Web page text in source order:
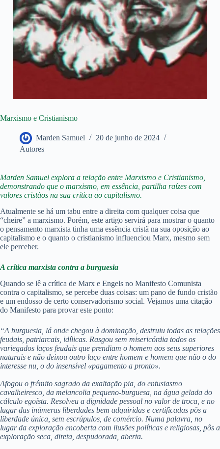
Marxismo e Cristianismo
Marden Samuel
20 de junho de 2024
Autores
Marden Samuel explora a relação entre Marxismo e Cristianismo,
demonstrando que o marxismo, em essência, partilha raízes com
valores cristãos na sua crítica ao capitalismo.
Atualmente se há um tabu entre a direita com qualquer coisa que
“cheire” a marxismo. Porém, este artigo servirá para mostrar o quanto
o pensamento marxista tinha uma essência cristã na sua oposição ao
capitalismo e o quanto o cristianismo influenciou Marx, mesmo sem
ele perceber.
A crítica marxista contra a burguesia
Quando se lê a crítica de Marx e Engels no Manifesto Comunista
contra o capitalismo, se percebe duas coisas: um pano de fundo cristão
e um endosso de certo conservadorismo social. Vejamos uma citação
do Manifesto para provar este ponto:
“A burguesia, lá onde chegou à dominação, destruiu todas as relações
feudais, patriarcais, idílicas. Rasgou sem misericórdia todos os
variegados laços feudais que prendiam o homem aos seus superiores
naturais e não deixou outro laço entre homem e homem que não o do
interesse nu, o do insensível «pagamento a pronto».
Afogou o frémito sagrado da exaltação pia, do entusiasmo
cavalheiresco, da melancolia pequeno-burguesa, na água gelada do
cálculo egoísta. Resolveu a dignidade pessoal no valor de troca, e no
lugar das inúmeras liberdades bem adquiridas e certificadas pôs a
liberdade única, sem escrúpulos, de comércio. Numa palavra, no
lugar da exploração encoberta com ilusões políticas e religiosas, pôs a
exploração seca, direta, despudorada, aberta.